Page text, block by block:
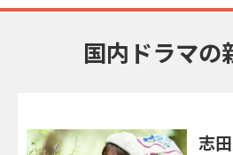
国内ドラマの
志